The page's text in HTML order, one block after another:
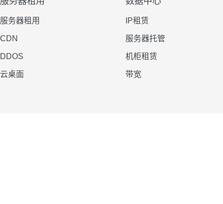
服务器租用
CDN
DDOS
云桌面
IP租赁
服务器托管
机柜租赁
带宽